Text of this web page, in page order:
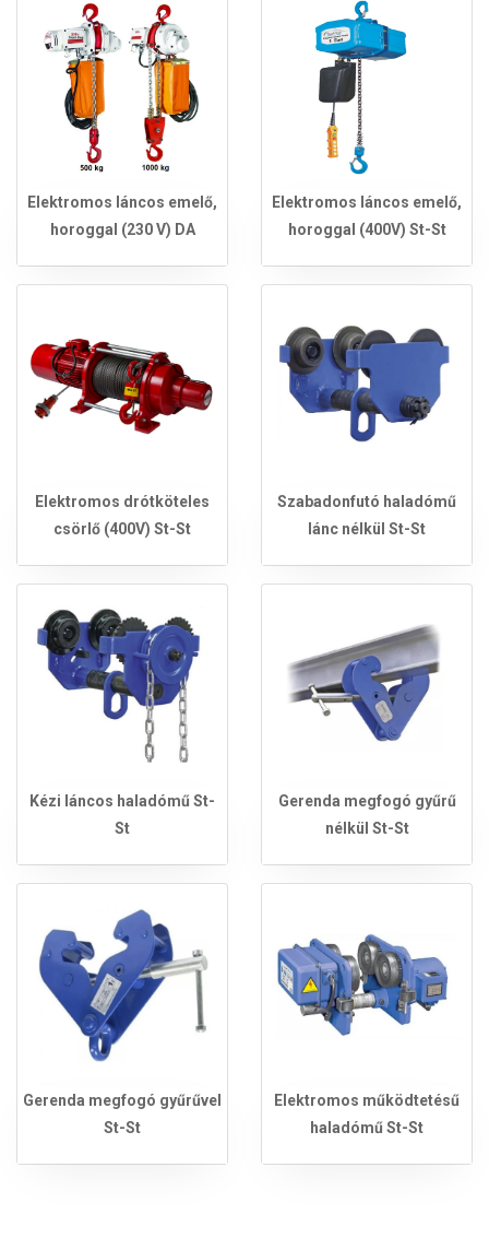
Elektromos láncos emelő,
horoggal (230 V) DA
Elektromos láncos emelő,
horoggal (400V) St-St
Elektromos drótköteles
csörlő (400V) St-St
Szabadonfutó haladómű
lánc nélkül St-St
Kézi láncos haladómű St-
St
Gerenda megfogó gyűrű
nélkül St-St
Gerenda megfogó gyűrűvel
St-St
Elektromos működtetésű
haladómű St-St